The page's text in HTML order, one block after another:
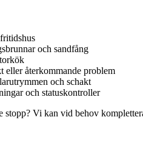
och sandfång
återkommande problem
och schakt
och statuskontroller
Vi kan vid behov